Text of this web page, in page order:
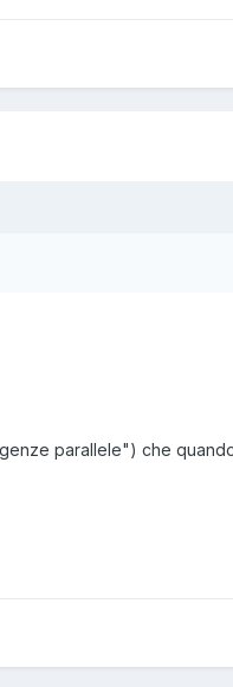
parallele") che